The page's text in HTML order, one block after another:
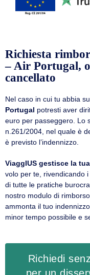
Richiesta
– Air Portugal,
cancellato
Nel caso in cui tu abbia
Portugal potresti aver
euro per passeggero. Lo
n.261/2004, nel quale è
è previsto l’indennizzo.
ViaggIUS gestisce la
volo per te, rivendicando
di tutte le pratiche
nostro modulo di
ammonta il tuo
minor tempo possibile e
Richiedi
per un